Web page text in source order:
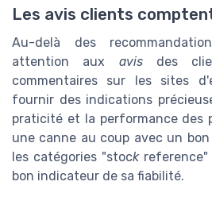
Les avis clients
Au-delà des
attention aux avisdes
commentaires sur les sites
fournir des indications
praticité et la performance des
une canne au coup avec un
les catégories "stockreference"
bon indicateur de sa fiabilité.